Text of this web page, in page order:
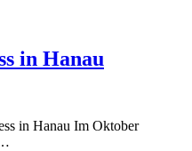
in Hanau
in Hanau Im Oktober